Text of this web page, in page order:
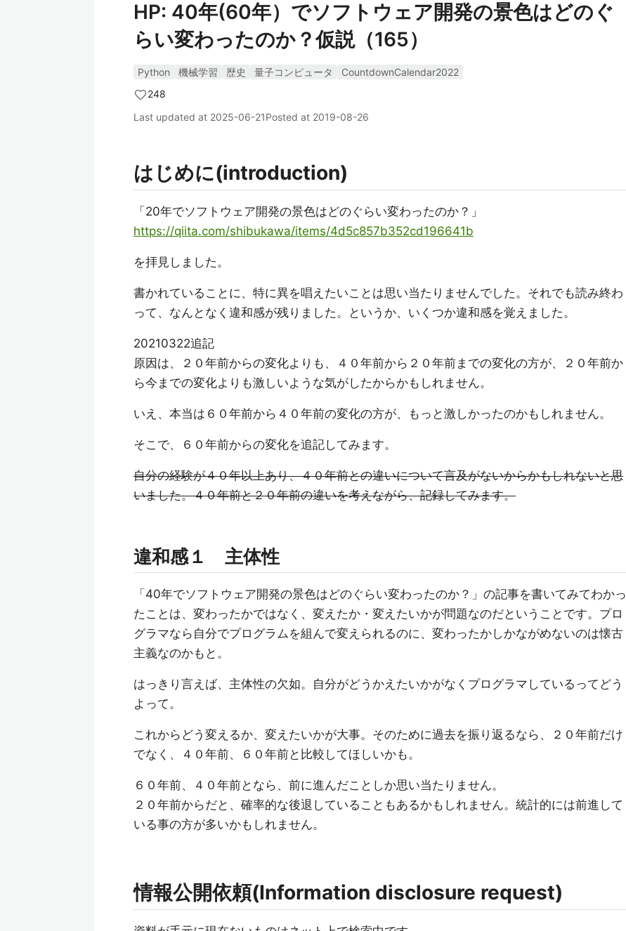
HP: 40年(60年）でソフトウェア開発の景色はどのぐ
らい変わったのか？仮説（165）
Python 機械学習 歴史 量子コンピュータ
CountdownCalendar2022
248
Last updated at 2025-06-21Posted at 2019-08-26
はじめに(introduction)
「20年でソフトウェア開発の景色はどのぐらい変わったのか？」
https://qiita.com/shibukawa/items/4d5c857b352cd196641b
を拝見しました。
書かれていることに、特に異を唱えたいことは思い当たりませんでした。それでも読み終わ
って、なんとなく違和感が残りました。というか、いくつか違和感を覚えました。
20210322追記
原因は、２０年前からの変化よりも、４０年前から２０年前までの変化の方が、２０年前か
ら今までの変化よりも激しいような気がしたからかもしれません。
いえ、本当は６０年前から４０年前の変化の方が、もっと激しかったのかもしれません。
そこで、６０年前からの変化を追記してみます。
自分の経験が４０年以上あり、４０年前との違いについて言及がないからかもしれないと思
いました。４０年前と２０年前の違いを考えながら、記録してみます。
違和感１ 主体性
「40年でソフトウェア開発の景色はどのぐらい変わったのか？」の記事を書いてみてわかっ
たことは、変わったかではなく、変えたか・変えたいかが問題なのだということです。プロ
グラマなら自分でプログラムを組んで変えられるのに、変わったかしかながめないのは懐古
主義なのかもと。
はっきり言えば、主体性の欠如。自分がどうかえたいかがなくプログラマしているってどう
よって。
これからどう変えるか、変えたいかが大事。そのために過去を振り返るなら、２０年前だけ
でなく、４０年前、６０年前と比較してほしいかも。
６０年前、４０年前となら、前に進んだことしか思い当たりません。
２０年前からだと、確率的な後退していることもあるかもしれません。統計的には前進して
いる事の方が多いかもしれません。
情報公開依頼(Information disclosure request)